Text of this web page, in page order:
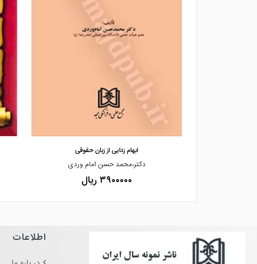
ابهام زدایی از زبان حقوقی
دکتر،محمد حسن امام وردی
۳۹۰۰۰۰۰ ریال
اطلاعات